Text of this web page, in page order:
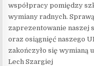
współpracy pomiędzy
wymiany radnych.
zaprezentowanie naszej
oraz osiągnięć naszego
zakończyło się wymianą
Lech Szargiej